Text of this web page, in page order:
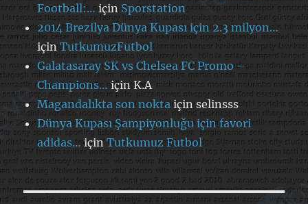
Football:… için Sporstation
2014 Brezilya Dünya Kupası için 2.3 milyon…
içinTutkumuzFutbol
Galatasaray SK vs Chelsea FC Promo –
Champions…içinK.A
Magandalıkta son nokta içinselinsss
Dünya Kupası Şampiyonluğu için favori
adidas… içinTutkumuz Futbol